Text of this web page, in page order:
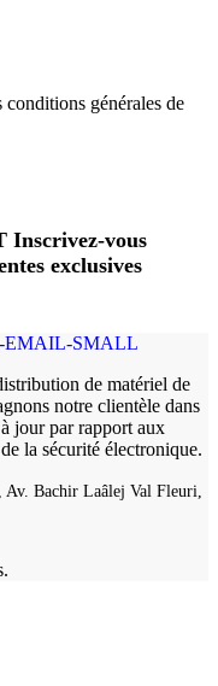
générales de
vous
exclusives
de matériel de
notre clientèle dans
jour par rapport aux
la sécurité électronique.
Av. Bachir Laâlej Val Fleuri,